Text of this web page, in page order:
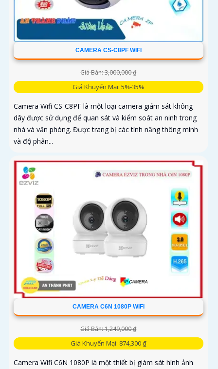
CAMERA CS-C8PF WIFI
Giá Bán: 3,000,000 ₫
Giá Khuyến Mại: 5%-35%
Camera Wifi CS-C8PF là một loại camera giám sát không
dây được sử dụng để quan sát và kiểm soát an ninh trong
nhà và văn phòng. Được trang bị các tính năng thông minh
và độ phân...
CAMERA C6N 1080P WIFI
Giá Bán: 1,249,000 ₫
Giá Khuyến Mại: 874,300 ₫
Camera Wifi C6N 1080P là một thiết bị giám sát hình ảnh